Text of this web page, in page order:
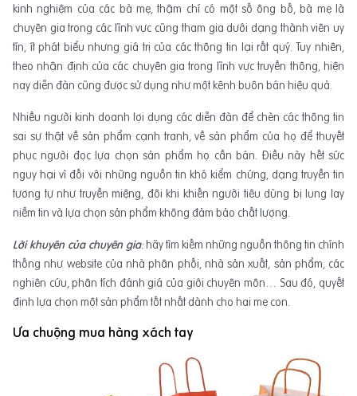
kinh nghiệm của các bà mẹ, thậm chí có một số ông bố, bà mẹ là
chuyên gia trong các lĩnh vực cũng tham gia dưới dạng thành viên uy
tín, ít phát biểu nhưng giá trị của các thông tin lại rất quý. Tuy nhiên,
theo nhận định của các chuyên gia trong lĩnh vực truyền thông, hiện
nay diễn đàn cũng được sử dụng như một kênh buôn bán hiệu quả.
Nhiều người kinh doanh lợi dụng các diễn đàn để chèn các thông tin
sai sự thật về sản phẩm cạnh tranh, về sản phẩm của họ để thuyết
phục người đọc lựa chọn sản phẩm họ cần bán. Điều này hết sức
nguy hại vì đối với những nguồn tin khó kiểm chứng, dạng truyền tin
tương tự như truyền miệng, đôi khi khiến người tiêu dùng bị lung lay
niềm tin và lựa chọn sản phẩm không đảm bảo chất lượng.
Lời khuyên của chuyên gia:hãy tìm kiếm những nguồn thông tin chính
thống như website của nhà phân phối, nhà sản xuất, sản phẩm, các
nghiên cứu, phân tích đánh giá của giới chuyên môn… Sau đó, quyết
định lựa chọn một sản phẩm tốt nhất dành cho hai mẹ con.
Ưa chuộng mua hàng xách tay